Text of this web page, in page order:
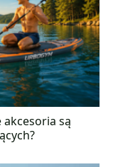
akcesoria są